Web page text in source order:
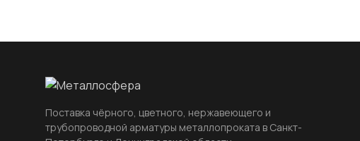
Поставка чёрного, цветного, нержавеющего и
трубопроводной арматуры металлопроката в Санкт-